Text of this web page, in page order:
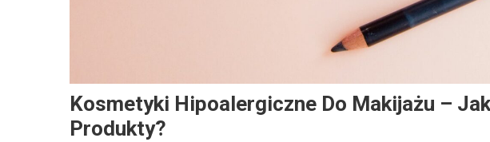
Kosmetyki Hipoalergiczne Do Makijażu –
Produkty?